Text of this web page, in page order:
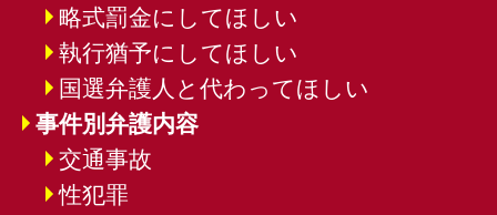
略式罰金にしてほしい
執行猶予にしてほしい
国選弁護人と代わってほしい
事件別弁護内容
交通事故
性犯罪